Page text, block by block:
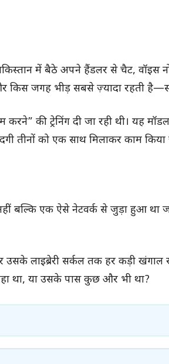
में बैठे अपने हैंडलर से चैट, वॉइस
किस जगह भीड़ सबसे ज़्यादा रहती
की ट्रेनिंग दी जा रही थी। यह
तीनों को एक साथ मिलाकर काम किया
बल्कि एक ऐसे नेटवर्क से जुड़ा हुआ था
लाइब्रेरी सर्कल तक हर कड़ी खंगाल
था, या उसके पास कुछ और भी था?